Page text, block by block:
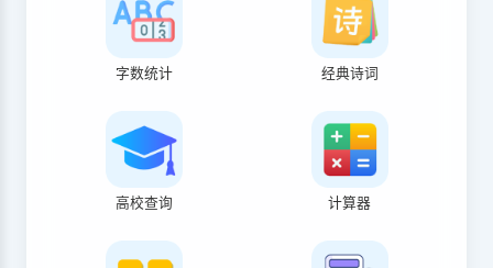
字数统计 经典诗词
高校查询 计算器